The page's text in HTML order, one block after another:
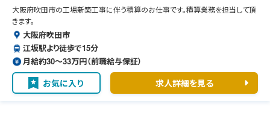
大阪府吹田市の工場新築工事に伴う積算のお仕事です。積算業務を担当して頂
きます。
大阪府吹田市
江坂駅より徒歩で15分
月給約30〜33万円（前職給与保証）
お気に入り 求人詳細を見る